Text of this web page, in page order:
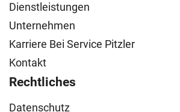
Dienstleistungen
Unternehmen
Karriere Bei Service Pitzler
Kontakt
Rechtliches
Datenschutz